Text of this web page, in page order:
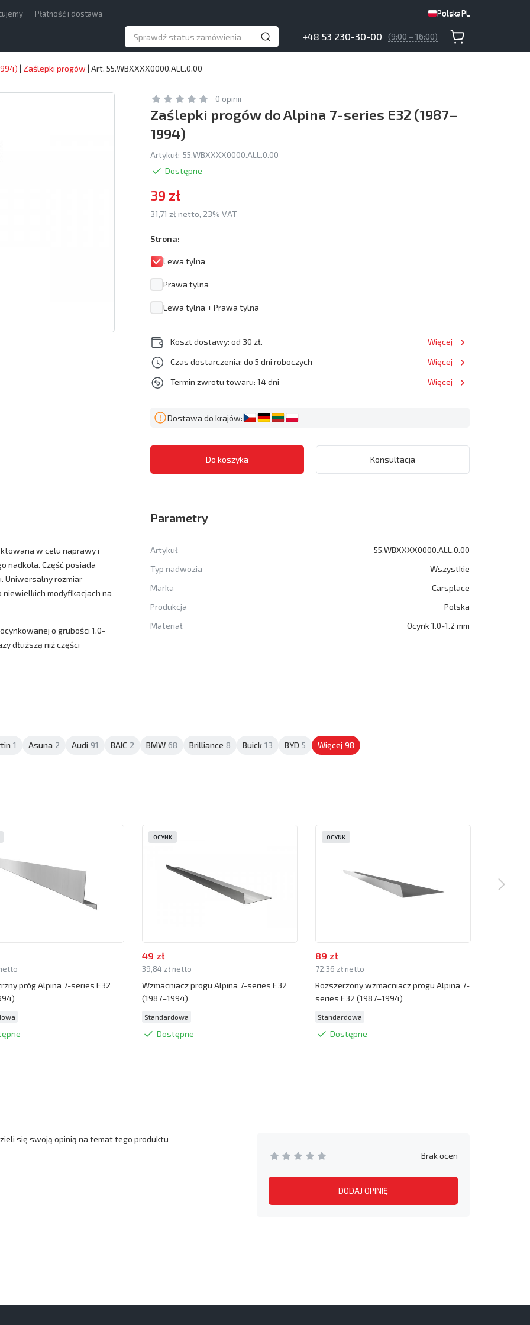
Płatność i dostawa PolskaPL
+48 53 230-30-00 (9:00 – 16:00)
PolskaPL
| Zaślepki progów | Art. 55.WBXXXX0000.ALL.0.00
0 opinii
Zaślepki progów do Alpina 7-series E32 (1987–
1994)
Artykuł: 55.WBXXXX0000.ALL.0.00
Dostępne
39 zł
31,71 zł netto, 23% VAT
Strona:
Lewa tylna
Prawa tylna
Lewa tylna + Prawa tylna
Koszt dostawy: od 30 zł.
Więcej
Czas dostarczenia: do 5 dni roboczych
Więcej
Termin zwrotu towaru: 14 dni
Więcej
Dostawa do krajów:
Konsultacja
w celu naprawy i
nadkola. Część posiada
Uniwersalny rozmiar
modyfikacjach na
o grubości 1,0-
dłuższą niż części
Parametry
Artykuł
55.WBXXXX0000.ALL.0.00
Typ nadwozia
Wszystkie
Marka
Carsplace
Produkcja
Polska
Materiał
Ocynk 1.0-1.2 mm
1 Asuna 2 Audi 91 BAIC 2 BMW 68 Brilliance 8 Buick 13 BYD 5 Więcej 98
próg Alpina 7-series E32
49 zł
39,84 zł netto
Wzmacniacz progu Alpina 7-series E32
(1987–1994)
Standardowa
Dostępne
OCYNK
89 zł
72,36 zł netto
Rozszerzony wzmacniacz progu Alpina 7-
series E32 (1987–1994)
Standardowa
Dostępne
OCYNK
Brak ocen
DODAJ OPINIĘ
się swoją opinią na temat tego produktu